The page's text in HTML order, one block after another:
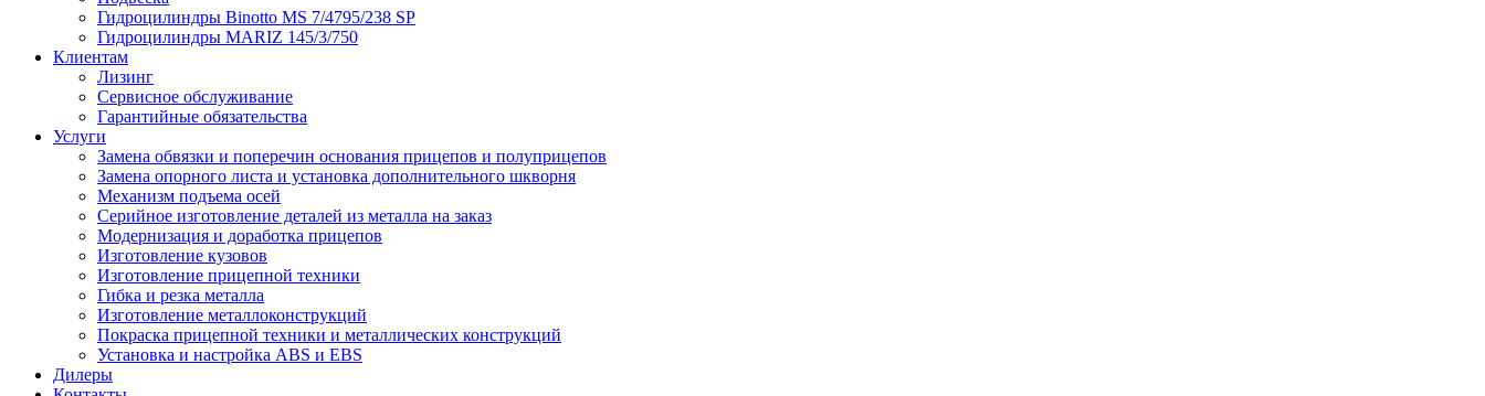
Гидроцилиндры Binotto MS 7/4795/238 SP
Гидроцилиндры MARIZ 145/3/750
Клиентам
Лизинг
Сервисное обслуживание
Гарантийные обязательства
Услуги
Замена обвязки и поперечин основания прицепов и полуприцепов
Замена опорного листа и установка дополнительного шкворня
Механизм подъема осей
Серийное изготовление деталей из металла на заказ
Модернизация и доработка прицепов
Изготовление кузовов
Изготовление прицепной техники
Гибка и резка металла
Изготовление металлоконструкций
Покраска прицепной техники и металлических конструкций
Установка и настройка ABS и EBS
Дилеры